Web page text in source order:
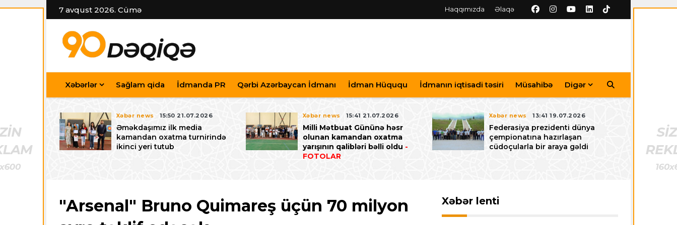
7 avqust 2026. Cümə Haqqımızda Əlaqə
Xəbərlər Sağlam qida İdmanda PR Qərbi Azərbaycan İdmanı İdman Hüququ İdmanın iqtisadi təsiri Müsahibə Digər
U-15
festivalı ilə
Xəbər news 15:50 21.07.2026
Əməkdaşımız ilk media
kamandan oxatma turnirində
ikinci yeri tutub
Xəbər news 15:41 21.07.2026
Milli Mətbuat Gününə həsr
olunan kamandan oxatma
yarışının qalibləri bəlli oldu -
FOTOLAR
Xəbər news 13:41 19.07.2026
Federasiya prezidenti dünya
çempionatına hazırlaşan
cüdoçularla bir araya gəldi
"Arsenal" Bruno Quimareş üçün 70 milyon
Xəbər lenti